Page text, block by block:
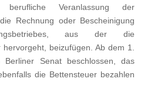
berufliche Veranlassung der
Rechnung oder Bescheinigung
aus der die
beizufügen. Ab dem 1.
Senat beschlossen, das
die Bettensteuer bezahlen